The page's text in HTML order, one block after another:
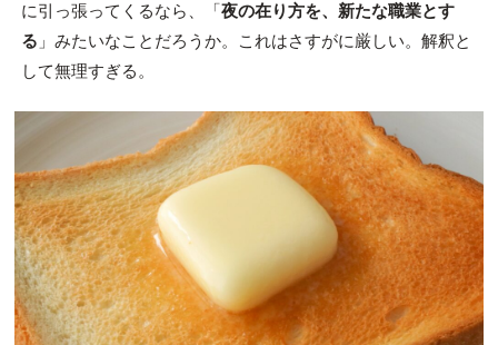
に引っ張ってくるなら、「 夜の在り方を、新たな職業とす
る 」みたいなことだろうか。これはさすがに厳しい。解釈と
して無理すぎる。